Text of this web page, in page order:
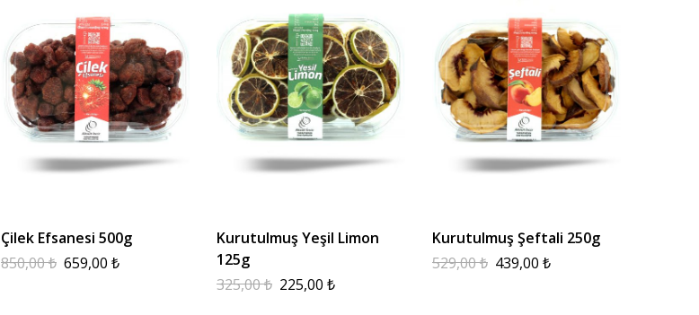
Çilek Efsanesi 500g
850,00₺ 659,00 ₺
Kurutulmuş Yeşil Limon
125g
325,00₺ 225,00 ₺
Kurutulmuş Şeftali 250g
529,00₺ 439,00 ₺